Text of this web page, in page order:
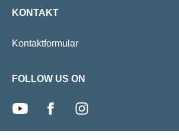
KONTAKT
Kontaktformular
FOLLOW US ON
youtube facebookinstagram